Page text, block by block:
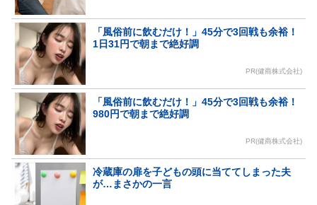
「風俗前に飲むだけ！」45分で3回戦も余裕！
1日31円で朝まで絶好調
PR(健商株式会社)
「風俗前に飲むだけ！」45分で3回戦も余裕！
980円で朝まで絶好調
PR(健商株式会社)
冷蔵庫の扉を子どもの頭に当ててしまった夫
が…まさかの一言